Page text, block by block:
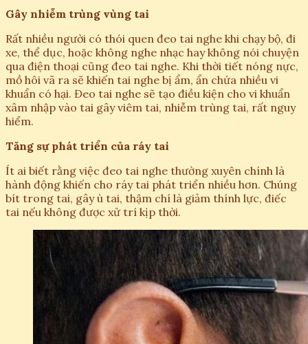
Gây nhiễm trùng vùng tai
Rất nhiều người có thói quen đeo tai nghe khi chạy bộ, đi
xe, thể dục, hoặc không nghe nhạc hay không nói chuyện
qua điện thoại cũng đeo tai nghe. Khi thời tiết nóng nực,
mồ hôi vã ra sẽ khiến tai nghe bị ẩm, ẩn chứa nhiều vi
khuẩn có hại. Đeo tai nghe sẽ tạo điều kiện cho vi khuẩn
xâm nhập vào tai gây viêm tai, nhiễm trùng tai, rất nguy
hiểm.
Tăng sự phát triển của ráy tai
Ít ai biết rằng việc đeo tai nghe thường xuyên chính là
hành động khiến cho ráy tai phát triển nhiều hơn. Chúng
bít trong tai, gây ù tai, thậm chí là giảm thính lực, điếc
tai nếu không được xử trí kịp thời.